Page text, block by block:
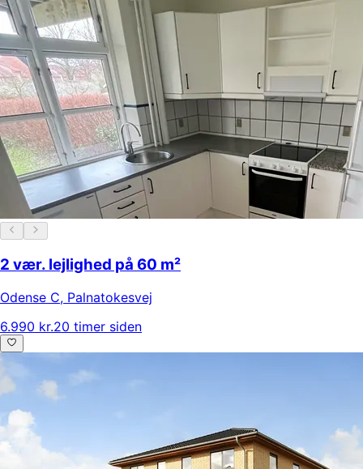
2 vær. lejlighed på 60 m²
Odense C, Palnatokesvej
6.990 kr.20 timer siden